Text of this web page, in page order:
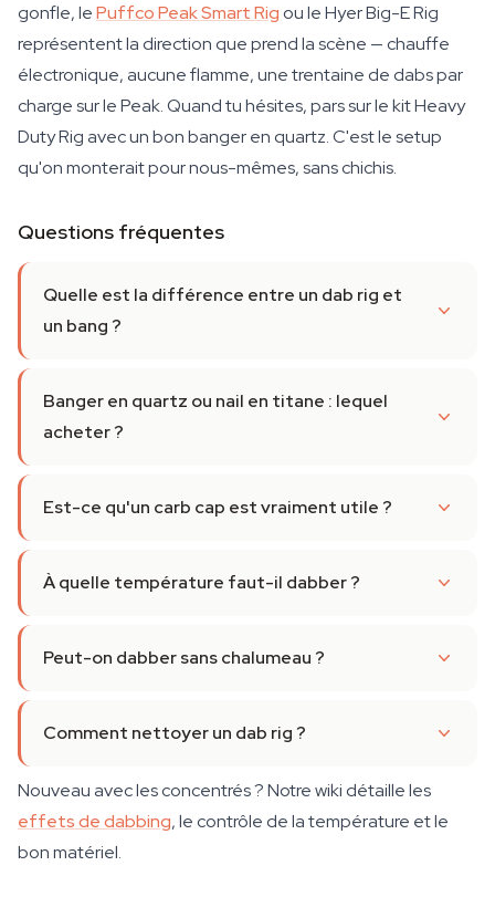
gonfle, lePuffco Peak Smart Rig ou le Hyer Big-E Rig
représentent la direction que prend la scène — chauffe
électronique, aucune flamme, une trentaine de dabs par
charge sur le Peak. Quand tu hésites, pars sur le kit Heavy
Duty Rig avec un bon banger en quartz. C'est le setup
qu'on monterait pour nous-mêmes, sans chichis.
Questions fréquentes
Quelle est la différence entre un dab rig et
un bang ?
Banger en quartz ou nail en titane : lequel
acheter ?
Est-ce qu'un carb cap est vraiment utile ?
À quelle température faut-il dabber ?
Peut-on dabber sans chalumeau ?
Comment nettoyer un dab rig ?
Nouveau avec les concentrés ? Notre wiki détaille les
effets de dabbing, le contrôle de la température et le
bon matériel.